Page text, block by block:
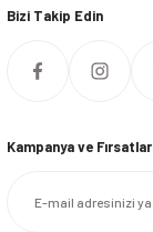
Bizi Takip Edin
Kampanya ve